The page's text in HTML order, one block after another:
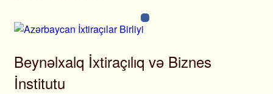
Beynəlxalq İxtiraçılıq və Biznes
İnstitutu